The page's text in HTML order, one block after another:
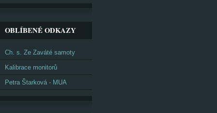
OBLÍBENÉ ODKAZY
Ch. s. Ze Zaváté samoty
Kalibrace monitorů
Petra Štarková - MUA